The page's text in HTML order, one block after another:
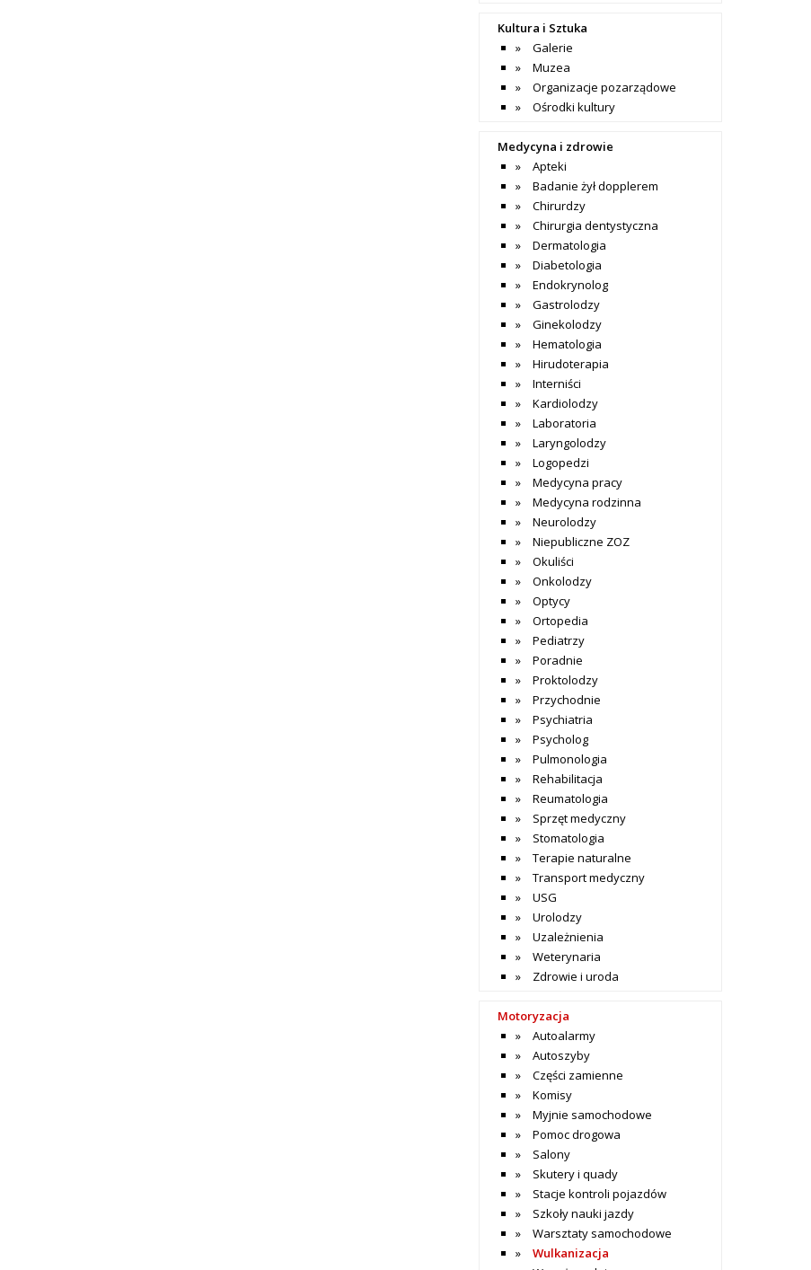
Kultura i Sztuka
Galerie
Muzea
Organizacje pozarządowe
Ośrodki kultury
Medycyna i zdrowie
Apteki
Badanie żył dopplerem
Chirurdzy
Chirurgia dentystyczna
Dermatologia
Diabetologia
Endokrynolog
Gastrolodzy
Ginekolodzy
Hematologia
Hirudoterapia
Interniści
Kardiolodzy
Laboratoria
Laryngolodzy
Logopedzi
Medycyna pracy
Medycyna rodzinna
Neurolodzy
Niepubliczne ZOZ
Okuliści
Onkolodzy
Optycy
Ortopedia
Pediatrzy
Poradnie
Proktolodzy
Przychodnie
Psychiatria
Psycholog
Pulmonologia
Rehabilitacja
Reumatologia
Sprzęt medyczny
Stomatologia
Terapie naturalne
Transport medyczny
USG
Urolodzy
Uzależnienia
Weterynaria
Zdrowie i uroda
Motoryzacja
Autoalarmy
Autoszyby
Części zamienne
Komisy
Myjnie samochodowe
Pomoc drogowa
Salony
Skutery i quady
Stacje kontroli pojazdów
Szkoły nauki jazdy
Warsztaty samochodowe
Wulkanizacja